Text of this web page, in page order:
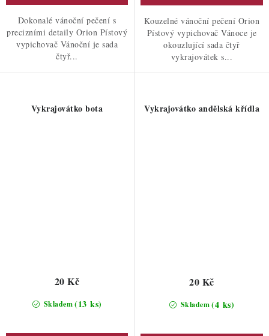
Dokonalé vánoční pečení s
precizními detaily Orion Pístový
vypichovač Vánoční je sada
čtyř...
Kouzelné vánoční pečení Orion
Pístový vypichovač Vánoce je
okouzlující sada čtyř
vykrajovátek s...
Vykrajovátko bota
Skladem(13 ks)
20 Kč
Vykrajovátko andělská křídla
Skladem(4 ks)
20 Kč